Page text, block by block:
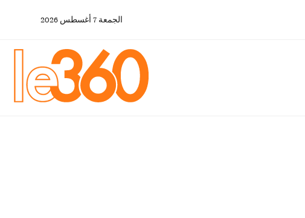
الجمعة 7 أغسطس 2026